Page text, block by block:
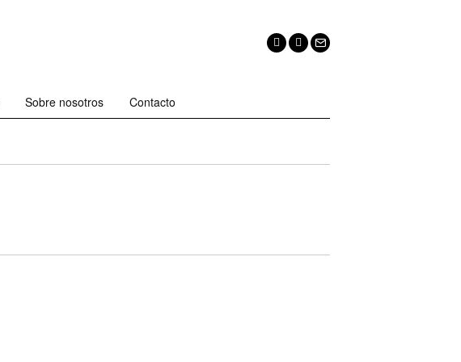
Sobre nosotros Contacto